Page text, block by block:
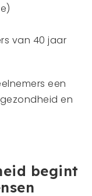
van 40 jaar
een
en
begint